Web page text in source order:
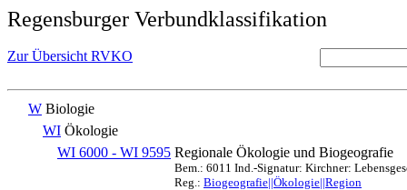
Regensburger Verbundklassifikation
Zur Übersicht RVKO
W Biologie
WI Ökologie
WI 6000 - WI 9595 Regionale Ökologie und Biogeografie
Bem.: 6011 Ind.-Signatur: Kirchner:
Reg.: Biogeografie||Ökologie||Region